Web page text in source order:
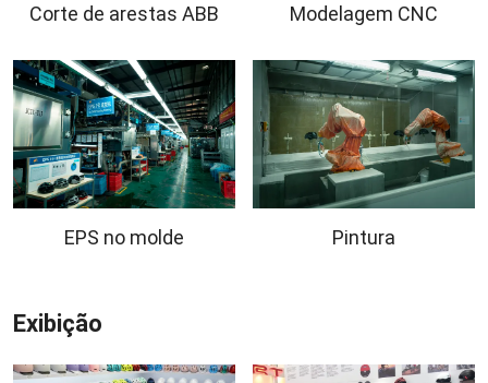
Corte de arestas ABB Modelagem CNC
EPS no molde Pintura
Exibição